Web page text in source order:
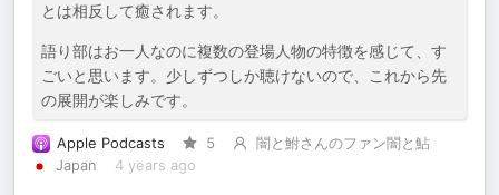
とは相反して癒されます。
語り部はお一人なのに複数の登場人物の特徴を感じて、す
ごいと思います。少しずつしか聴けないので、これから先
の展開が楽しみです。
Apple Podcasts 5
闇と鮒さんのファン闇と鮎
Japan
4 years ago